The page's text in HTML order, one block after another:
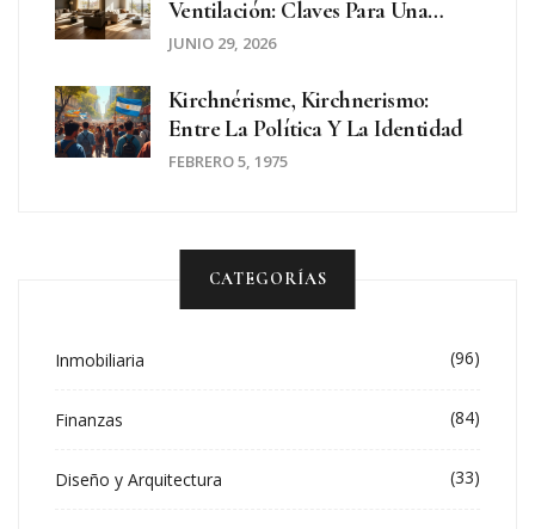
Ventilación: Claves Para Una
Tasación Inmobiliaria Justa
JUNIO 29, 2026
Kirchnérisme, Kirchnerismo:
Entre La Política Y La Identidad
FEBRERO 5, 1975
CATEGORÍAS
Inmobiliaria (96)
Finanzas (84)
Diseño y Arquitectura (33)